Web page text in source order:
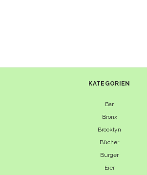
KATEGORIEN
Bar
Bronx
Brooklyn
Bücher
Burger
Eier